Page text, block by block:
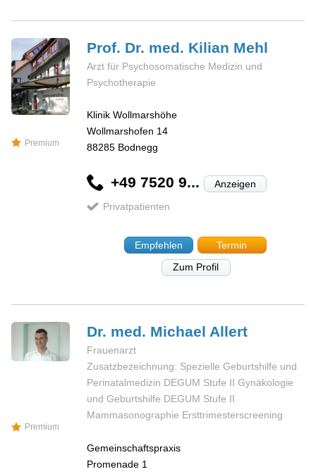
Premium
Prof. Dr. med. Kilian Mehl
Arzt für Psychosomatische Medizin und
Psychotherapie
Klinik Wollmarshöhe
Wollmarshofen 14
88285 Bodnegg
+49 7520 9... Anzeigen
Privatpatienten
Empfehlen
Termin
Zum Profil
Premium
Dr. med. Michael Allert
Frauenarzt
Zusatzbezeichnung: Spezielle Geburtshilfe und
Perinatalmedizin DEGUM Stufe II Gynäkologie
und Geburtshilfe DEGUM Stufe II
Mammasonographie Ersttrimesterscreening
Gemeinschaftspraxis
Promenade 1